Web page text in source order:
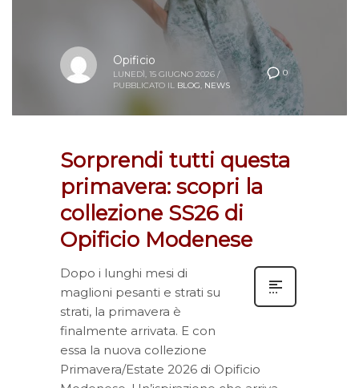
0
Opificio
LUNEDÌ, 15 GIUGNO 2026 /
PUBBLICATO IL BLOG, NEWS
Sorprendi tutti questa
primavera: scopri la
collezione SS26 di
Opificio Modenese
Dopo i lunghi mesi di
maglioni pesanti e strati su
strati, la primavera è
finalmente arrivata. E con
essa la nuova collezione
Primavera/Estate 2026 di Opificio